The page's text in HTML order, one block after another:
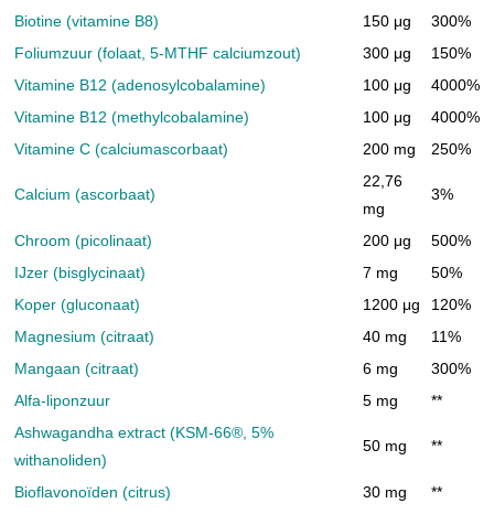
Biotine (vitamine B8)
150 μg
300%
Foliumzuur (folaat, 5-MTHF calciumzout)
300 μg
150%
Vitamine B12 (adenosylcobalamine)
100 μg
4000%
Vitamine B12 (methylcobalamine)
100 μg
4000%
Vitamine C (calciumascorbaat)
200 mg 250%
Calcium (ascorbaat)
22,76
mg
3%
Chroom (picolinaat) 200 μg
500%
IJzer (bisglycinaat)
7 mg
50%
Koper (gluconaat)
1200 μg
120%
Magnesium (citraat)
40 mg
11%
Mangaan (citraat)
6 mg
300%
Alfa-liponzuur
5 mg
**
Ashwagandha extract (KSM-66®, 5%
withanoliden)
50 mg **
Bioflavonoïden (citrus) 30 mg
**